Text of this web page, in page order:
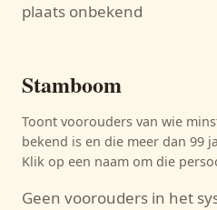
plaats onbekend
Stamboom
Toont voorouders van wie
bekend is en die meer dan 99
Klik op een naam om die
Geen voorouders in het